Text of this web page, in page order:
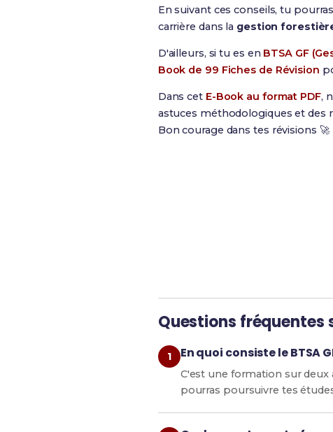
En suivant ces conseils, tu
carrière dans la gestion
D'ailleurs, si tu es en BTSA GF
Book de 99 Fiches de Révision
Dans cet E-Book au format PDF,
astuces méthodologiques et des
Bon courage dans tes révisions 🚀
Questions fréquentes
En quoi consiste le BTSA
C'est une formation sur deux
pourras poursuivre tes